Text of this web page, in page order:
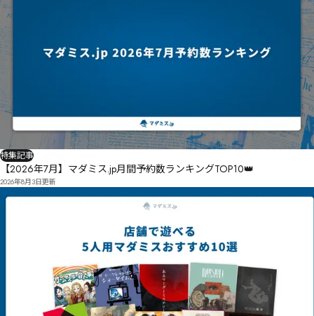
特集記事
【2026年7月】マダミス.jp月間予約数ランキングTOP10👑
2026年8月3日更新